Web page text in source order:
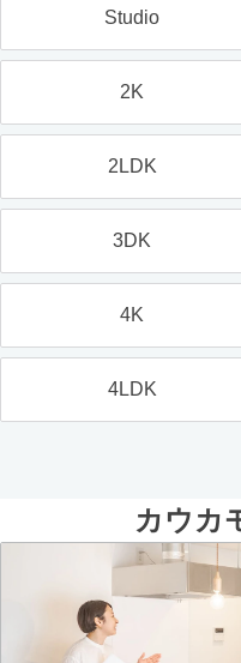
Studio
2K
2LDK
3DK
4K
4LDK
カウカ